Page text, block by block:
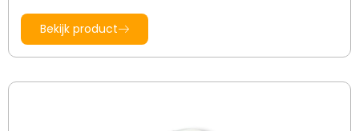
Bekijk product